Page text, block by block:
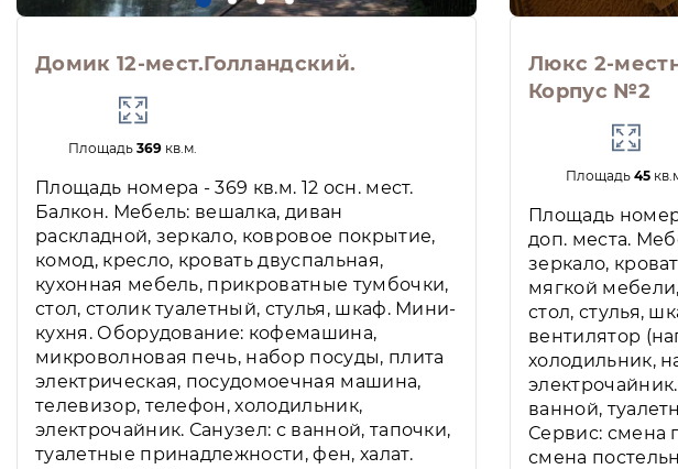
Домик 12-мест.Голландский.
Площадь369 кв.м.
Площадь номера - 369 кв.м. 12 осн. мест.
Балкон. Мебель: вешалка, диван
раскладной, зеркало, ковровое покрытие,
комод, кресло, кровать двуспальная,
кухонная мебель, прикроватные тумбочки,
стол, столик туалетный, стулья, шкаф. Мини-
кухня. Оборудование: кофемашина,
микроволновая печь, набор посуды, плита
электрическая, посудомоечная машина,
телевизор, телефон, холодильник,
электрочайник. Санузел: с ванной, тапочки,
туалетные принадлежности, фен, халат.
Люкс 2-
Корпус №2
Площадь45
Площадь
доп. места.
зеркало,
мягкой
стол, стулья,
вентилятор
холодильник,
ванной,
Сервис: смена
смена